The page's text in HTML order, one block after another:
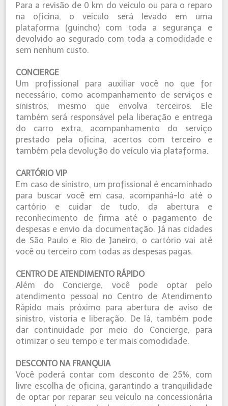
Para a revisão de 0 km do veículo ou para o reparo
na oficina, o veículo será levado em uma
plataforma (guincho) com toda a segurança e
devolvido ao segurado com toda a comodidade e
sem nenhum custo.
CONCIERGE
Um profissional para auxiliar você no que for
necessário, como acompanhamento de serviços e
sinistros, mesmo que envolva terceiros. Ele
também será responsável pela liberação e entrega
do carro extra, acompanhamento do serviço
prestado pela oficina, acertos com terceiro e
também pela devolução do veículo via plataforma.
CARTÓRIO VIP
Em caso de sinistro, um profissional é encaminhado
para buscar você em casa, acompanhá-lo até o
cartório e cuidar de tudo, da abertura e
reconhecimento de firma até o pagamento de
despesas e envio da documentação. Já nas cidades
de São Paulo e Rio de Janeiro, o cartório vai até
você ou terceiro com todas as despesas pagas.
CENTRO DE ATENDIMENTO RÁPIDO
Além do Concierge, você pode optar pelo
atendimento pessoal no Centro de Atendimento
Rápido mais próximo para abertura de aviso de
sinistro, vistoria e liberação. De lá, também pode
dar continuidade por meio do Concierge, para
otimizar o seu tempo e ter mais comodidade.
DESCONTO NA FRANQUIA
Você poderá contar com desconto de 25%, com
livre escolha de oficina, garantindo a tranquilidade
de optar por reparar seu veículo na concessionária